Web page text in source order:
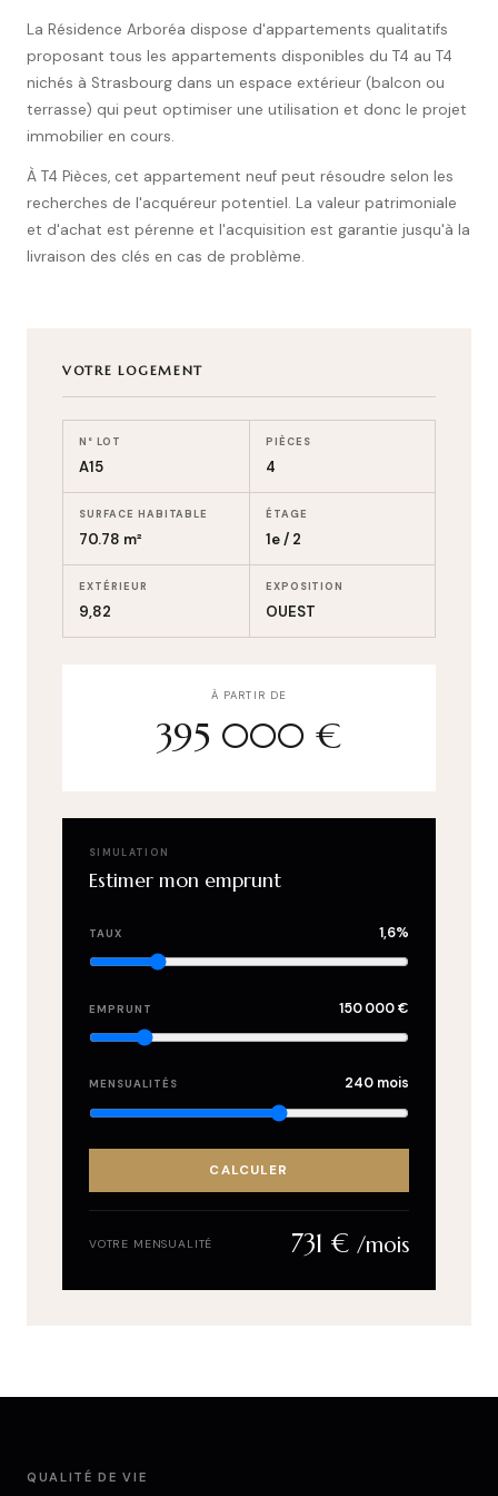
La Résidence Arboréa dispose d'appartements qualitatifs
proposant tous les appartements disponibles du T4 au T4
nichés à Strasbourg dans un espace extérieur (balcon ou
terrasse) qui peut optimiser une utilisation et donc le projet
immobilier en cours.
À T4 Pièces, cet appartement neuf peut résoudre selon les
recherches de l'acquéreur potentiel. La valeur patrimoniale
et d'achat est pérenne et l'acquisition est garantie jusqu'à la
livraison des clés en cas de problème.
VOTRE LOGEMENT
N° LOT
A15
PIÈCES
4
SURFACE HABITABLE
70.78 m²
ÉTAGE
1e / 2
EXTÉRIEUR
9,82
EXPOSITION
OUEST
À PARTIR DE
395 000 €
SIMULATION
Estimer mon emprunt
TAUX 1,6%
EMPRUNT 150 000 €
MENSUALITÉS 240 mois
CALCULER
VOTRE MENSUALITÉ 731 € /mois
QUALITÉ DE VIE